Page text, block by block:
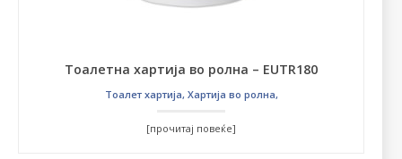
Тоалетна хартија во ролна – EUTR180
Тоалет хартија, Хартија во ролна,
[прочитај повеќе]